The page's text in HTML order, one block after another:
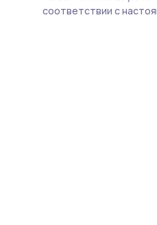
соответствии с